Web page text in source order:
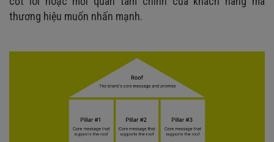
thương hiệu muốn nhấn mạnh.